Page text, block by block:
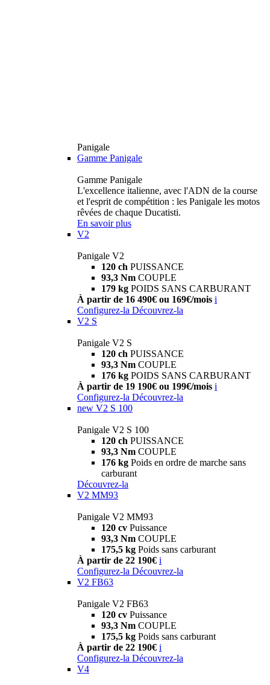
Panigale
Gamme Panigale
Gamme Panigale
L'excellence italienne, avec l'ADN de la course
et l'esprit de compétition : les Panigale les motos
rêvées de chaque Ducatisti.
En savoir plus
V2
Panigale V2
120 ch PUISSANCE
93,3 Nm COUPLE
179 kg POIDS SANS CARBURANT
À partir de 16 490€ ou 169€/mois i
Configurez-la Découvrez-la
V2 S
Panigale V2 S
120 ch PUISSANCE
93,3 Nm COUPLE
176 kg POIDS SANS CARBURANT
À partir de 19 190€ ou 199€/mois i
Configurez-la Découvrez-la
new V2 S 100
Panigale V2 S 100
120 ch PUISSANCE
93,3 Nm COUPLE
176 kg Poids en ordre de marche sans
carburant
Découvrez-la
V2 MM93
Panigale V2 MM93
120 cv Puissance
93,3 Nm COUPLE
175,5 kg Poids sans carburant
À partir de 22 190€ i
Configurez-la Découvrez-la
V2 FB63
Panigale V2 FB63
120 cv Puissance
93,3 Nm COUPLE
175,5 kg Poids sans carburant
À partir de 22 190€ i
Configurez-la Découvrez-la
V4